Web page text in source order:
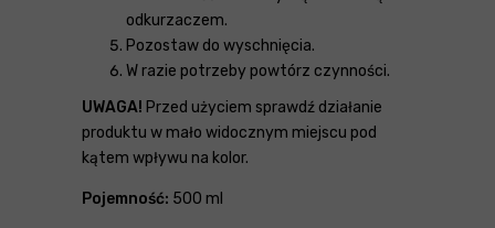
odkurzaczem.
Pozostaw do wyschnięcia.
W razie potrzeby powtórz czynności.
UWAGA! Przed użyciem sprawdź działanie
produktu w mało widocznym miejscu pod
kątem wpływu na kolor.
Pojemność: 500 ml